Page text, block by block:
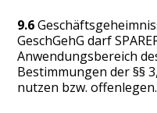
9.6
GeschGehG darf
Anwendungsbereich
Bestimmungen der §§
nutzen bzw. offenlegen.